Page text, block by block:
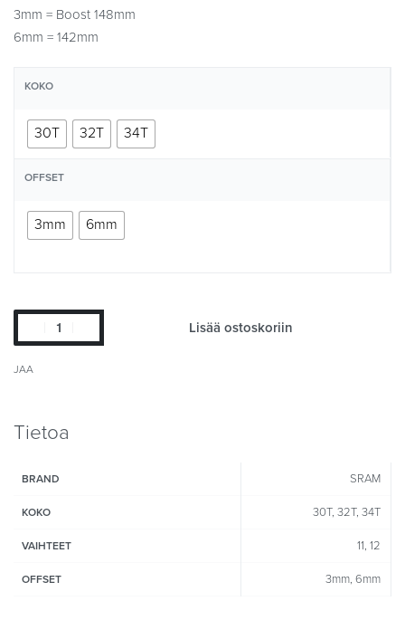
3mm = Boost 148mm
6mm = 142mm
KOKO
30T 32T 34T
OFFSET
3mm 6mm
Lisää ostoskoriin
JAA
Tietoa
BRAND SRAM
KOKO 30T, 32T, 34T
VAIHTEET 11, 12
OFFSET 3mm, 6mm